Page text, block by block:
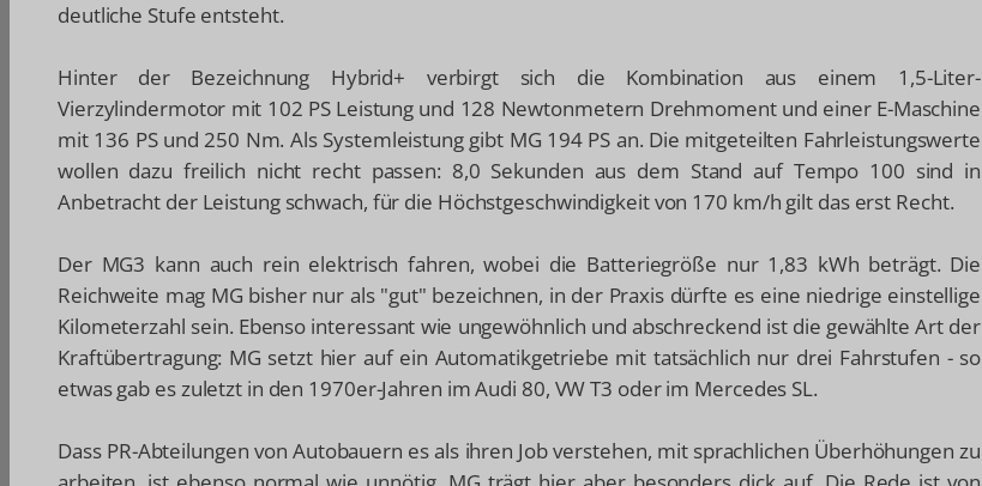
deutliche Stufe entsteht.
Hinter der Bezeichnung Hybrid+ verbirgt sich die Kombination aus einem 1,5-Liter-
Vierzylindermotor mit 102 PS Leistung und 128 Newtonmetern Drehmoment und einer E-Maschine
mit 136 PS und 250 Nm. Als Systemleistung gibt MG 194 PS an. Die mitgeteilten Fahrleistungswerte
wollen dazu freilich nicht recht passen: 8,0 Sekunden aus dem Stand auf Tempo 100 sind in
Anbetracht der Leistung schwach, für die Höchstgeschwindigkeit von 170 km/h gilt das erst Recht.
Der MG3 kann auch rein elektrisch fahren, wobei die Batteriegröße nur 1,83 kWh beträgt. Die
Reichweite mag MG bisher nur als "gut" bezeichnen, in der Praxis dürfte es eine niedrige einstellige
Kilometerzahl sein. Ebenso interessant wie ungewöhnlich und abschreckend ist die gewählte Art der
Kraftübertragung: MG setzt hier auf ein Automatikgetriebe mit tatsächlich nur drei Fahrstufen - so
etwas gab es zuletzt in den 1970er-Jahren im Audi 80, VW T3 oder im Mercedes SL.
Dass PR-Abteilungen von Autobauern es als ihren Job verstehen, mit sprachlichen Überhöhungen zu